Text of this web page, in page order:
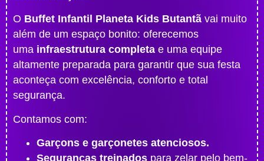
O Buffet Infantil Planeta Kids Butantã vai muito
além de um espaço bonito: oferecemos
uma infraestrutura completa e uma equipe
altamente preparada para garantir que sua festa
aconteça com excelência, conforto e total
segurança.
Contamos com:
Garçons e garçonetes atenciosos.
Seguranças treinados para zelar pelo bem-